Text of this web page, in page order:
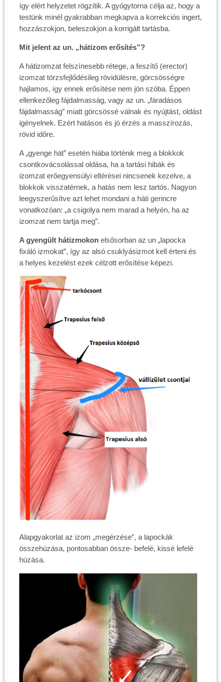
így elért helyzetet rögzítik. A gyógytorna célja az, hogy a
testünk minél gyakrabban megkapva a korrekciós ingert,
hozzászokjon, beleszokjon a korrigált tartásba.
Mit jelent az un. „hátizom erősítés”?
A hátizomzat felszínesebb rétege, a feszítő (erector)
izomzat törzsfejlődésileg rövidülésre, görcsösségre
hajlamos, így ennek erősítése nem jön szóba. Éppen
ellenkezőleg fájdalmasság, vagy az un. „fáradásos
fájdalmasság” miatt görcsössé válnak és nyújtást, oldást
igényelnek. Ezért hatásos és jó érzés a masszírozás,
rövid időre.
A „gyenge hát” esetén hiába történik meg a blokkok
csontkovácsolással oldása, ha a tartási hibák és
izomzat erőegyensúlyi eltérései nincsenek kezelve, a
blokkok visszatérnek, a hatás nem lesz tartós. Nagyon
leegyszerűsítve azt lehet mondani a háti gerincre
vonatkozóan: „a csigolya nem marad a helyén, ha az
izomzat nem tartja meg”.
A gyengült hátizmokonelsősorban az un „lapocka
fixáló izmokat”, így az alsó csuklyásizmot kell érteni és
a helyes kezelést ezek célzott erősítése képezi.
Alapgyakorlat az izom „megérzése”, a lapockák
összehúzása, pontosabban össze- befelé, kissé lefelé
húzása.